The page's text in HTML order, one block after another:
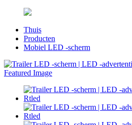
Thuis
Producten
Mobiel LED -scherm